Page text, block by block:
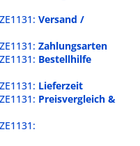
Versand /
Zahlungsarten
Bestellhilfe
Lieferzeit
Preisvergleich &